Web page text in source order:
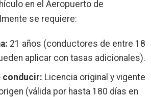
en el Aeropuerto de
se requiere:
21 años (conductores de entre 18
aplicar con tasas adicionales).
conducir: Licencia original y vigente
(válida por hasta 180 días en